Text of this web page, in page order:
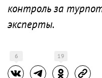
контроль за
эксперты.
6 19